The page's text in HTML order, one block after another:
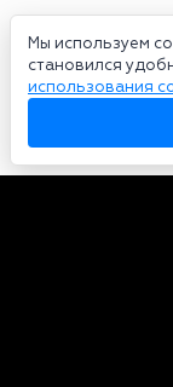
Мы используем
становился
использования